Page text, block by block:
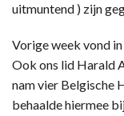
uitmuntend ) zijn
Vorige week vond
Ook ons lid Harald
nam vier Belgische
behaalde hiermee